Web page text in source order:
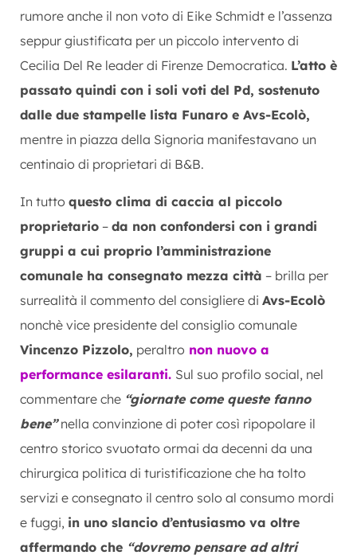
rumore anche il non voto di Eike Schmidt e l’assenza
seppur giustificata per un piccolo intervento di
Cecilia Del Re leader di Firenze Democratica. L’atto è
passato quindi con i soli voti del Pd, sostenuto
dalle due stampelle lista Funaro e Avs-Ecolò,
mentre in piazza della Signoria manifestavano un
centinaio di proprietari di B&B.
In tutto questo clima di caccia al piccolo
proprietario – da non confondersi con i grandi
gruppi a cui proprio l’amministrazione
comunale ha consegnato mezza città – brilla per
surrealità il commento del consigliere di Avs-Ecolò
nonchè vice presidente del consiglio comunale
Vincenzo Pizzolo, peraltro non nuovo a
performance esilaranti. Sul suo profilo social, nel
commentare che “giornate come queste fanno
bene”nella convinzione di poter così ripopolare il
centro storico svuotato ormai da decenni da una
chirurgica politica di turistificazione che ha tolto
servizi e consegnato il centro solo al consumo mordi
e fuggi, in uno slancio d’entusiasmo va oltre
affermando che “dovremo pensare ad altri